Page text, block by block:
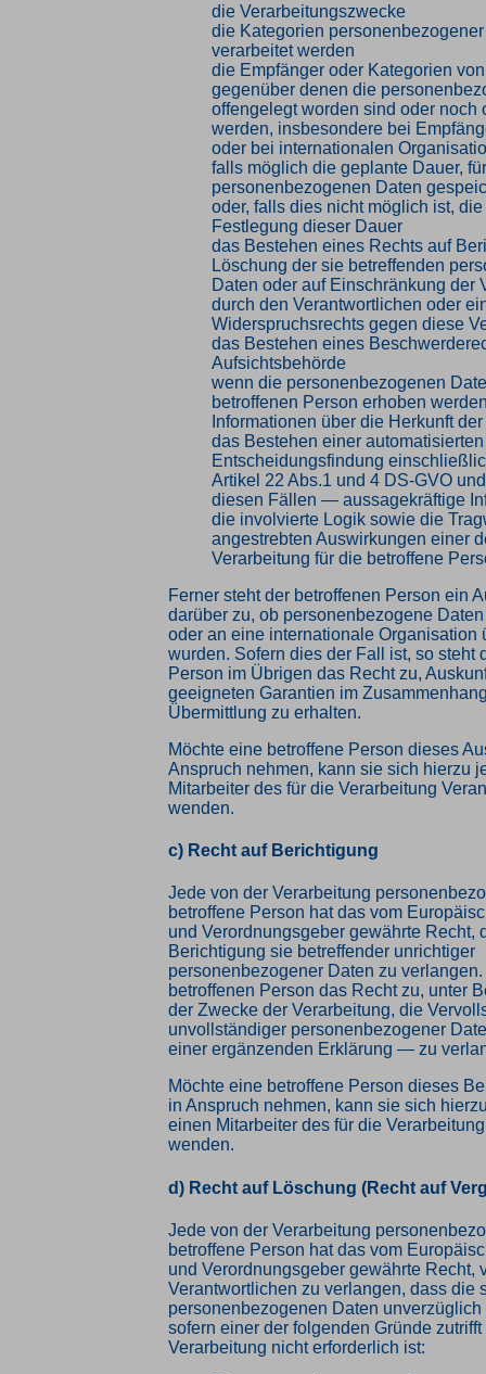
die Verarbeitungszwecke
die Kategorien
verarbeitet werden
die Empfänger oder Kategorien
gegenüber denen die
offengelegt worden sind oder noch
werden, insbesondere bei
oder bei internationalen
falls möglich die geplante Dauer,
personenbezogenen Daten
oder, falls dies nicht möglich ist,
Festlegung dieser Dauer
das Bestehen eines Rechts auf
Löschung der sie betreffenden
Daten oder auf Einschränkung der
durch den Verantwortlichen oder
Widerspruchsrechts gegen diese
das Bestehen eines
Aufsichtsbehörde
wenn die personenbezogenen
betroffenen Person erhoben
Informationen über die Herkunft
das Bestehen einer automatisierten
Entscheidungsfindung
Artikel 22 Abs.1 und 4 DS-GVO
diesen Fällen — aussagekräftige
die involvierte Logik sowie die
angestrebten Auswirkungen einer
Verarbeitung für die betroffene
Ferner steht der betroffenen Person ein
darüber zu, ob personenbezogene
oder an eine internationale Organisation
wurden. Sofern dies der Fall ist, so steht
Person im Übrigen das Recht zu,
geeigneten Garantien im
Übermittlung zu erhalten.
Möchte eine betroffene Person dieses
Anspruch nehmen, kann sie sich hierzu
Mitarbeiter des für die Verarbeitung
wenden.
c) Recht auf Berichtigung
Jede von der Verarbeitung
betroffene Person hat das vom
und Verordnungsgeber gewährte Recht,
Berichtigung sie betreffender unrichtiger
personenbezogener Daten zu
betroffenen Person das Recht zu, unter
der Zwecke der Verarbeitung, die
unvollständiger personenbezogener
einer ergänzenden Erklärung — zu
Möchte eine betroffene Person dieses
in Anspruch nehmen, kann sie sich
einen Mitarbeiter des für die
wenden.
d) Recht auf Löschung (Recht auf
Jede von der Verarbeitung
betroffene Person hat das vom
und Verordnungsgeber gewährte Recht,
Verantwortlichen zu verlangen, dass die
personenbezogenen Daten
sofern einer der folgenden Gründe
Verarbeitung nicht erforderlich ist: